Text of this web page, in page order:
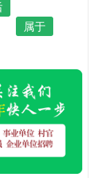
属于